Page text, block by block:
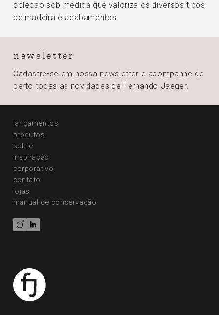
coleção sob medida que valoriza os diversos tipos
de madeira e acabamentos.
newsletter
Cadastre-se em nossa newsletter e acompanhe de
perto todas as novidades de Fernando Jaeger.
lançamentos
produtos
sobre
inspiração
corporativo
contato
lojas
manual de conservação